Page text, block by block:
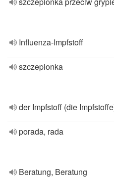
Influenza-Impfstoff
szczepionka
der Impfstoff (die
porada, rada
Beratung, Beratung